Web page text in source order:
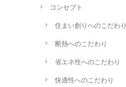
コンセプト
住まい創りへのこだわり
断熱へのこだわり
省エネ性へのこだわり
快適性へのこだわり